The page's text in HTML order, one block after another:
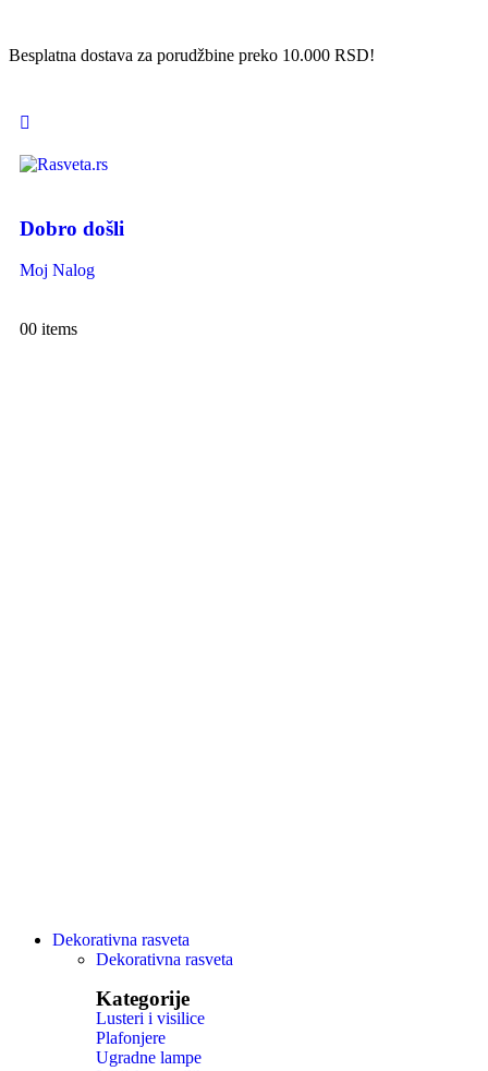
Besplatna dostava za porudžbine preko 10.000 RSD!
Dobro došli
Moj Nalog
00 items
Dekorativna rasveta
Dekorativna rasveta
Kategorije
Lusteri i visilice
Plafonjere
Ugradne lampe